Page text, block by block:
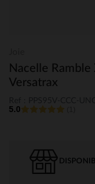
Nacelle
Versatrax
5.0